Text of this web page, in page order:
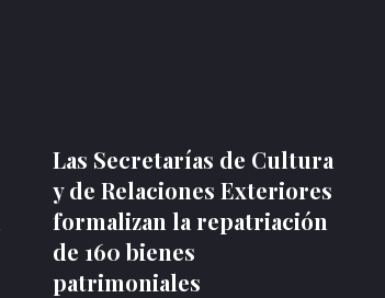
Las Secretarías de Cultura
y de Relaciones Exteriores
formalizan la repatriación
de 160 bienes
patrimoniales